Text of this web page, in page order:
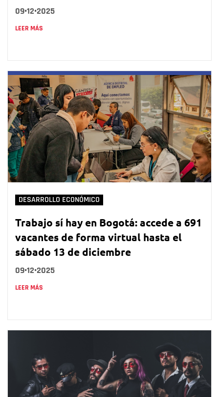
09•12•2025
LEER MÁS
DESARROLLO ECONÓMICO
Trabajo sí hay en Bogotá: accede a 691
vacantes de forma virtual hasta el
sábado 13 de diciembre
09•12•2025
LEER MÁS